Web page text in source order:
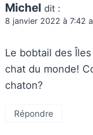
Michel dit :
8 janvier 2022 à 7:42
Le bobtail des
chat du monde!
chaton?
Répondre